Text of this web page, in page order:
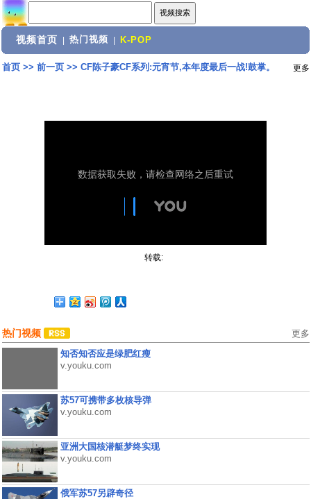
视频首页 热门视频 K-POP
首页>> 前一页>> CF陈子豪CF系列:元宵节,本年度最后一战!鼓掌。 更多
转载:
热门视频 更多
知否知否应是绿肥红瘦
v.youku.com
苏57可携带多枚核导弹
v.youku.com
亚洲大国核潜艇梦终实现
v.youku.com
俄军苏57另辟奇径